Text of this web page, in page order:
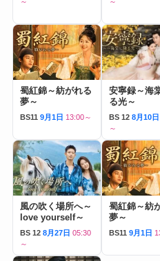
蜀紅錦～紡がれる
夢～
BS11 9月1日 13:00～
安寧録～海
る光～
BS 12 8月10日
～
風の吹く場所へ～
love yourself～
BS 12 8月27日 05:30
～
蜀紅錦～紡
夢～
BS11 9月1日